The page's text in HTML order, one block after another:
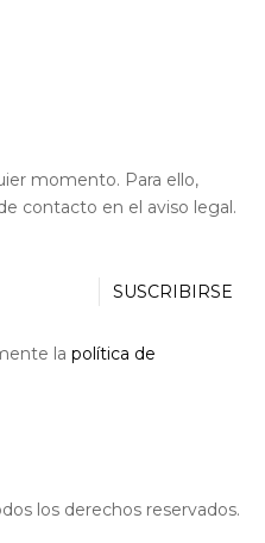
momento. Para ello,
contacto en el aviso legal.
SUSCRIBIRSE
la política de
los derechos reservados.